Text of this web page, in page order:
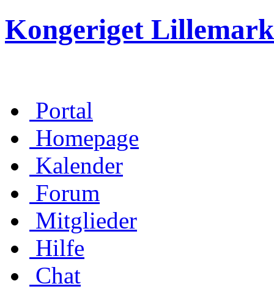
Kongeriget Lillemark
Portal
Homepage
Kalender
Forum
Mitglieder
Hilfe
Chat